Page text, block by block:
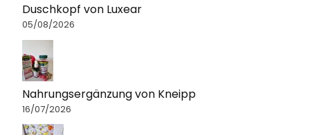
Duschkopf von Luxear
05/08/2026
Nahrungsergänzung von Kneipp
16/07/2026